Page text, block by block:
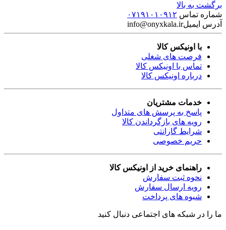
برگشت به بالا
شماره تماس ۰۷۱۹۱۰۱۰۹۱۲
آدرس ایمیلinfo@onyxkala.ir
با اونیکس کالا
فرصت های شغلی
تماس با اونیکس کالا
درباره اونیکس کالا
خدمات مشتریان
پاسخ به پرسش های متداول
رویه های بازگرداندن کالا
شرایط گارانتی
حریم خصوصی
راهنمای خرید از اونیکس کالا
نحوه ثبت سفارش
رویه ارسال سفارش
شیوه های پرداخت
ما را در شبکه های اجتماعی دنبال کنید